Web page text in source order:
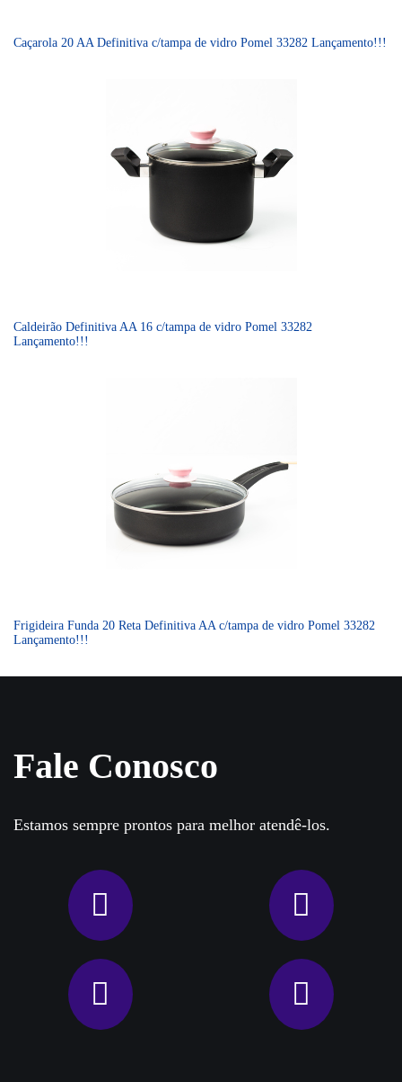
Caçarola 20 AA Definitiva c/tampa de vidro Pomel 33282 Lançamento!!!
Caldeirão Definitiva AA 16 c/tampa de vidro Pomel 33282
Lançamento!!!
Frigideira Funda 20 Reta Definitiva AA c/tampa de vidro Pomel 33282
Lançamento!!!
Fale Conosco
Estamos sempre prontos para melhor atendê-los.